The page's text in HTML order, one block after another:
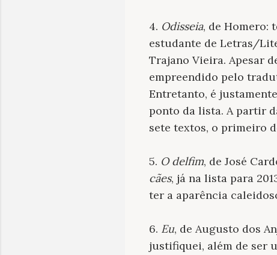
4. Odisseia, de Homero:
estudante de Letras/
Trajano Vieira. Apesar
empreendido pelo
Entretanto, é
ponto da lista. A partir
sete textos, o primeiro
5. O delfim, de José
cães, já na lista para
ter a aparência
6. Eu, de Augusto dos
justifiquei, além de ser